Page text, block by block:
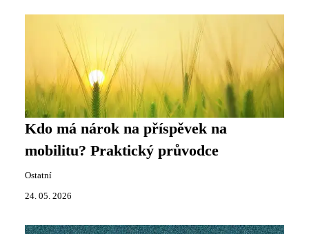
Kdo má nárok na příspěvek na
mobilitu? Praktický průvodce
Ostatní
24. 05. 2026